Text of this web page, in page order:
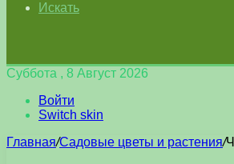
Искать
Суббота , 8 Август 2026
Войти
Switch skin
Главная/Садовые цветы и растения/